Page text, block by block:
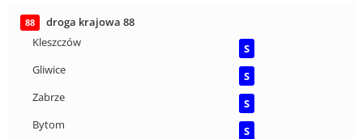
88
droga krajowa 88
Kleszczów
S
Gliwice
S
Zabrze
S
Bytom
S